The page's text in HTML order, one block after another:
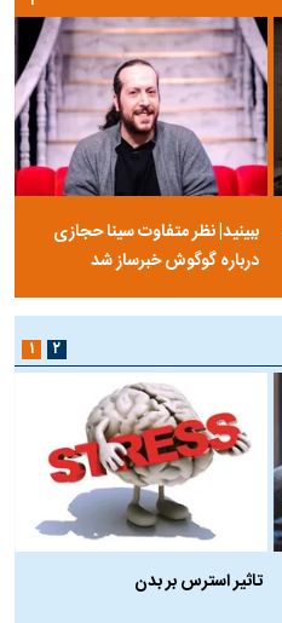
ببینید| نظر متفاوت سینا حجازی
درباره گوگوش خبرساز شد
تاثیر استرس بر بدن
۱ ۲